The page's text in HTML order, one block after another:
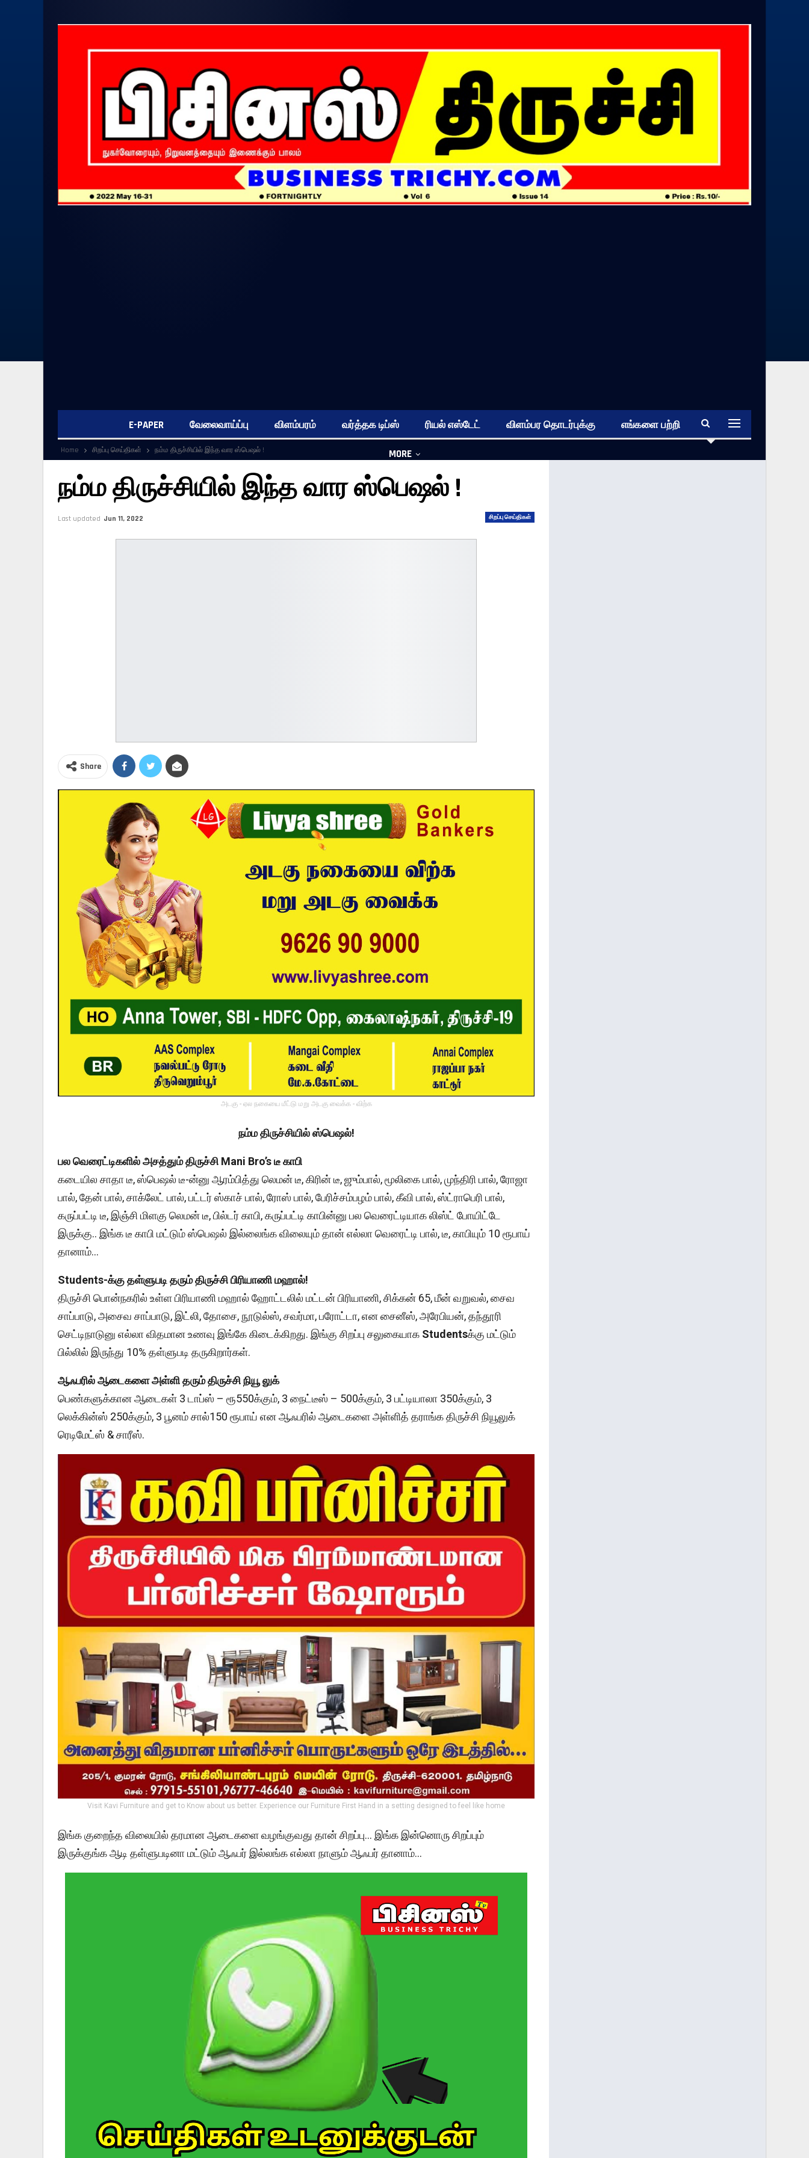
E-PAPER வேலைவாய்ப்பு விளம்பரம் வர்த்தக டிப்ஸ் ரியல் எஸ்டேட் விளம்பர தொடர்புக்கு எங்களை பற்றி
MORE
Home சிறப்பு செய்திகள் நம்ம திருச்சியில் இந்த வார ஸ்பெஷல் !
நம்ம திருச்சியில் இந்த வார ஸ்பெஷல் !
சிறப்பு செய்திகள்
Last updated Jun 11, 2022
Share
அடகு - ஏல நகையை மீட்டு மறு அடகு வைக்க - விற்க
நம்ம திருச்சியில் ஸ்பெஷல்!
பல வெரைட்டிகளில் அசத்தும் திருச்சி Mani Bro’s டீ காபி
கடையில சாதா டீ, ஸ்பெஷல் டீ-ன்னு ஆரம்பித்து லெமன் டீ, கிரின் டீ, ஜும்பால், மூலிகை பால், முந்திரி பால், ரோஜா
பால், தேன் பால், சாக்லேட் பால், பட்டர் ஸ்காச் பால், ரோஸ் பால், பேரிச்சம்பழம் பால், கீவி பால், ஸ்ட்ராபெரி பால்,
கருப்பட்டி டீ, இஞ்சி மிளகு லெமன் டீ, பில்டர் காபி, கருப்பட்டி காபின்னு பல வெரைட்டியாக லிஸ்ட் போயிட்டே
இருக்கு.. இங்க டீ காபி மட்டும் ஸ்பெஷல் இல்லைங்க விலையும் தான் எல்லா வெரைட்டி பால், டீ, காபியும் 10 ரூபாய்
தானாம்…
Students-க்கு தள்ளுபடி தரும் திருச்சி பிரியாணி மஹால்!
திருச்சி பொன்நகரில் உள்ள பிரியாணி மஹால் ஹோட்டலில் மட்டன் பிரியாணி, சிக்கன் 65, மீன் வறுவல், சைவ
சாப்பாடு, அசைவ சாப்பாடு, இட்லி, தோசை, நூடுல்ஸ், சவர்மா, பரோட்டா, என சைனீஸ், அரேபியன், தந்தூரி
செட்டிநாடுனு எல்லா விதமான உணவு இங்கே கிடைக்கிறது. இங்கு சிறப்பு சலுகையாக Studentsக்கு மட்டும்
பில்லில் இருந்து 10% தள்ளுபடி தருகிறார்கள்.
ஆஃபரில் ஆடைகளை அள்ளி தரும் திருச்சி நியூ லுக்
பெண்களுக்கான ஆடைகள் 3 டாப்ஸ் – ரூ550க்கும், 3 நைட்டீஸ் – 500க்கும், 3 பட்டியாலா 350க்கும், 3
லெக்கின்ஸ் 250க்கும், 3 பூனம் சால்150 ரூபாய் என ஆஃபரில் ஆடைகளை அள்ளித் தராங்க திருச்சி நியூலுக்
ரெடிமேட்ஸ் & சாரீஸ்.
Visit Kavi Furniture and get to Know about us better. Experience our Furniture First Hand in a setting designed to feel like home
இங்க குறைந்த விலையில் தரமான ஆடைகளை வழங்குவது தான் சிறப்பு… இங்க இன்னொரு சிறப்பும்
இருக்குங்க ஆடி தள்ளுபடினா மட்டும் ஆஃபர் இல்லங்க‌ எல்லா நாளும் ஆஃபர் தானாம்…